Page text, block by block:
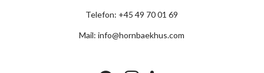
Telefon: +45 49 70 01 69
Mail:info@hornbaekhus.com